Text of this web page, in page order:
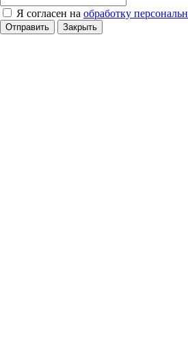
Я согласен на обработку
Отправить Закрыть